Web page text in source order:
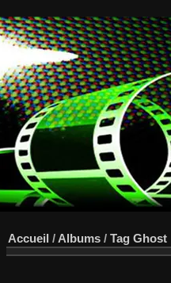
Accueil / Albums / Tag Ghost